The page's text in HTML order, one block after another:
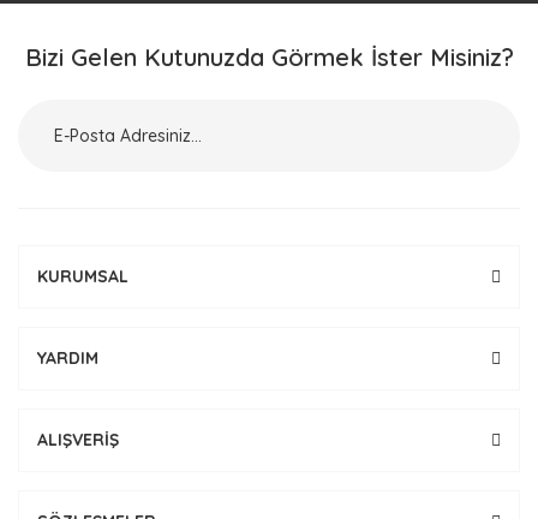
Bizi Gelen Kutunuzda Görmek İster Misiniz?
KURUMSAL
YARDIM
ALIŞVERİŞ